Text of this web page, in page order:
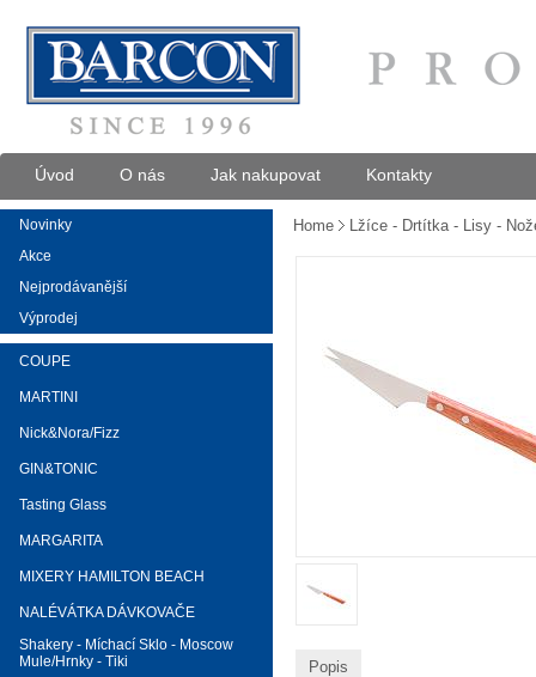
Úvod O nás Jak nakupovat Kontakty
Novinky
Akce
Nejprodávanější
Výprodej
COUPE
MARTINI
Nick&Nora/Fizz
GIN&TONIC
Tasting Glass
MARGARITA
MIXERY HAMILTON BEACH
NALÉVÁTKA DÁVKOVAČE
Shakery - Míchací Sklo - Moscow
Mule/Hrnky - Tiki
Home Lžíce - Drtítka - Lisy -
Popis